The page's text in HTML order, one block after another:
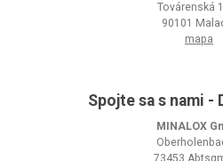
Továrenská
90101
mapa
Spojte sa s nami -
MINALOX
73453